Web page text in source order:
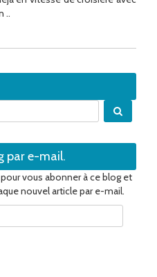
..
par e-mail.
vous abonner à ce blog et
nouvel article par e-mail.